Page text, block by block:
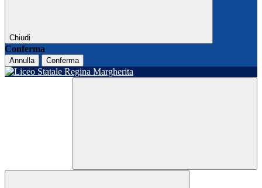
Chiudi
Conferma
Annulla Conferma